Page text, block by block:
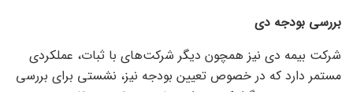
بررسی بودجه دی
شرکت بیمه دی نیز همچون دیگر شرکت‌های با ثبات، عملکردی
مستمر دارد که در خصوص تعیین بودجه نیز، نشستی برای بررسی